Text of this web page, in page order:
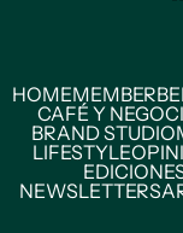
HOMEMEMBER
CAFÉ Y
BRAND STUDIO
LIFESTYLE
NEWSLETTERS